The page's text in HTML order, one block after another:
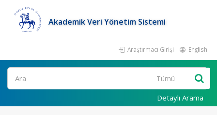
Akademik Veri Yönetim Sistemi
Araştırmacı Girişi English
Ara
Detaylı Arama